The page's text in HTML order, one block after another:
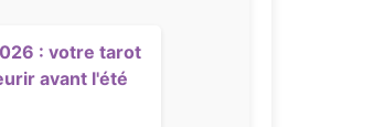
: votre tarot
avant l'été